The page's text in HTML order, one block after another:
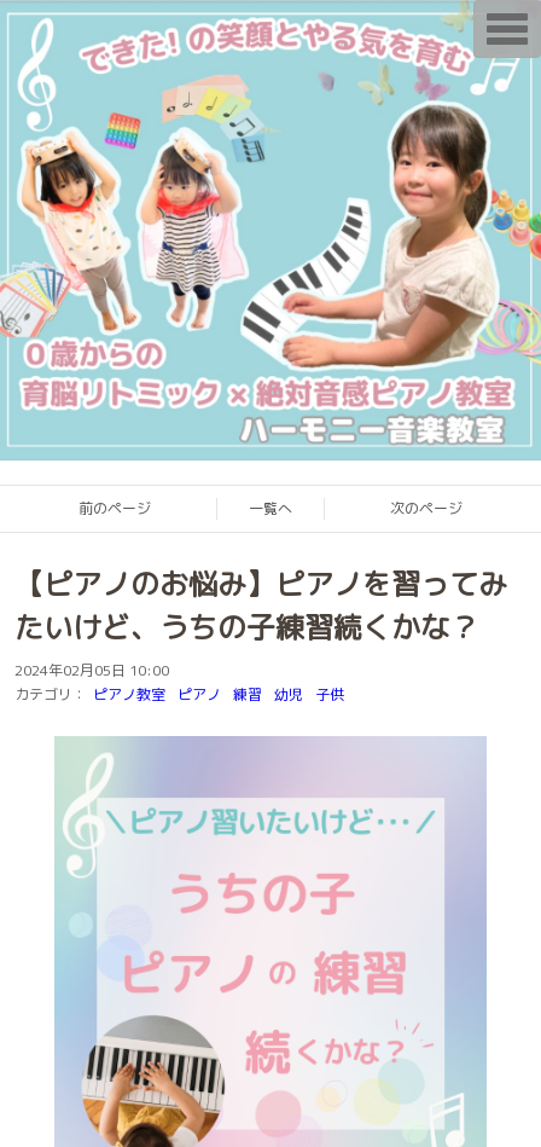
前のページ 一覧へ 次のページ
【ピアノのお悩み】ピアノを習ってみ
たいけど、うちの子練習続くかな？
2024年02月05日 10:00
カテゴリ：
ピアノ教室 ピアノ 練習 幼児 子供
T
o
g
g
l
g
a
t